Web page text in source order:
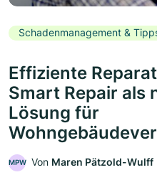
Schadenmanagement &
Effiziente
Smart Repair als
Lösung für
MPW Von Maren Pätzold-Wulff